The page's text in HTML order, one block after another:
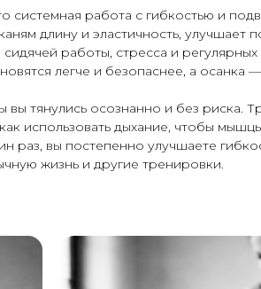
системная работа с гибкостью и
длину и эластичность, улучшает
работы, стресса и регулярных
легче и безопаснее, а осанка
тянулись осознанно и без риска.
использовать дыхание, чтобы
раз, вы постепенно улучшаете
жизнь и другие тренировки.